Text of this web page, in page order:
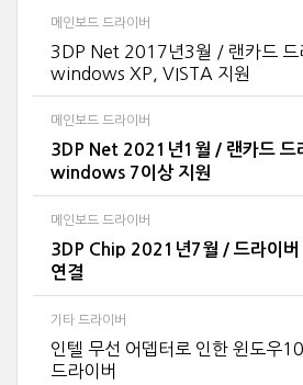
메인보드 드라이버
3DP Net 2017년3월 / 랜카드 드
windows XP, VISTA 지원
메인보드 드라이버
3DP Net 2021년1월 / 랜카드 드
windows 7이상 지원
메인보드 드라이버
3DP Chip 2021년7월 / 드라이버
연결
기타 드라이버
인텔 무선 어뎁터로 인한 윈도우
드라이버